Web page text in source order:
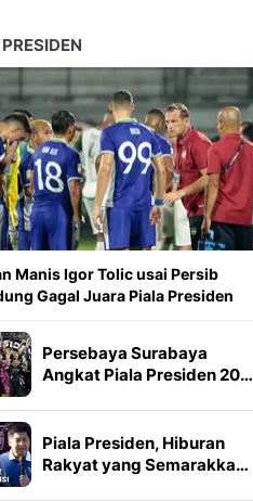
Manis Igor Tolic usai Persib
Gagal Juara Piala Presiden
Persebaya Surabaya
Angkat Piala Presiden 20…
Piala Presiden, Hiburan
Rakyat yang Semarakka…